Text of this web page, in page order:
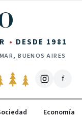
DESDE 1981
BUENOS AIRES
f
Economía